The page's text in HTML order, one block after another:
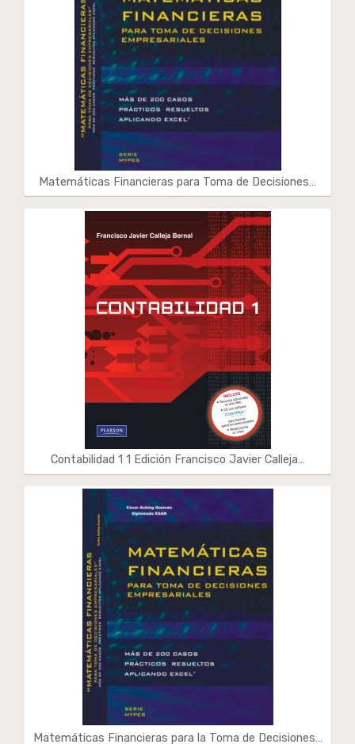
Matemáticas Financieras para Toma de Decisiones…
Contabilidad 1 1 Edición Francisco Javier Calleja…
Matemáticas Financieras para la Toma de Decisiones…